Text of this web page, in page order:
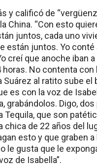
y calificó de
China. “Con esto
juntos, cada uno
están juntos. Yo conté
creí que anoche iban
No contenta con
Suárez al ratito sube el
es con la voz de
grabándolos. Digo,
Tequila, que son
chica de 22 años del
esto y que graben
le gusta que le
de Isabella”.